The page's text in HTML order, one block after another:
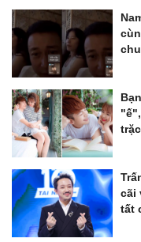
cãi
tất